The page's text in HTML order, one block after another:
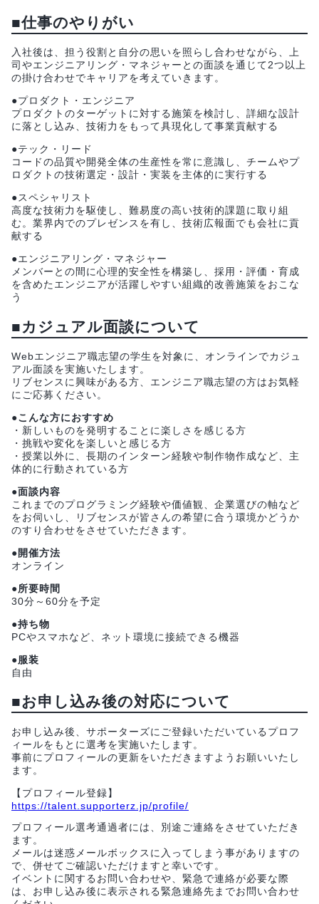
■仕事のやりがい
入社後は、担う役割と自分の思いを照らし合わせながら、上
司やエンジニアリング・マネジャーとの面談を通じて2つ以上
の掛け合わせでキャリアを考えていきます。
●プロダクト・エンジニア
プロダクトのターゲットに対する施策を検討し、詳細な設計
に落とし込み、技術力をもって具現化して事業貢献する
●テック・リード
コードの品質や開発全体の生産性を常に意識し、チームやプ
ロダクトの技術選定・設計・実装を主体的に実行する
●スペシャリスト
高度な技術力を駆使し、難易度の高い技術的課題に取り組
む。業界内でのプレゼンスを有し、技術広報面でも会社に貢
献する
●エンジニアリング・マネジャー
メンバーとの間に心理的安全性を構築し、採用・評価・育成
を含めたエンジニアが活躍しやすい組織的改善施策をおこな
う
■カジュアル面談について
Webエンジニア職志望の学生を対象に、オンラインでカジュ
アル面談を実施いたします。
リブセンスに興味がある方、エンジニア職志望の方はお気軽
にご応募ください。
●こんな方におすすめ
・新しいものを発明することに楽しさを感じる方
・挑戦や変化を楽しいと感じる方
・授業以外に、長期のインターン経験や制作物作成など、主
体的に行動されている方
●面談内容
これまでのプログラミング経験や価値観、企業選びの軸など
をお伺いし、リブセンスが皆さんの希望に合う環境かどうか
のすり合わせをさせていただきます。
●開催方法
オンライン
●所要時間
30分～60分を予定
●持ち物
PCやスマホなど、ネット環境に接続できる機器
●服装
自由
■お申し込み後の対応について
お申し込み後、サポーターズにご登録いただいているプロフ
ィールをもとに選考を実施いたします。
事前にプロフィールの更新をいただきますようお願いいたし
ます。
【プロフィール登録】
https://talent.supporterz.jp/profile/
プロフィール選考通過者には、別途ご連絡をさせていただき
ます。
メールは迷惑メールボックスに入ってしまう事がありますの
で、併せてご確認いただけますと幸いです。
イベントに関するお問い合わせや、緊急で連絡が必要な際
は、お申し込み後に表示される緊急連絡先までお問い合わせ